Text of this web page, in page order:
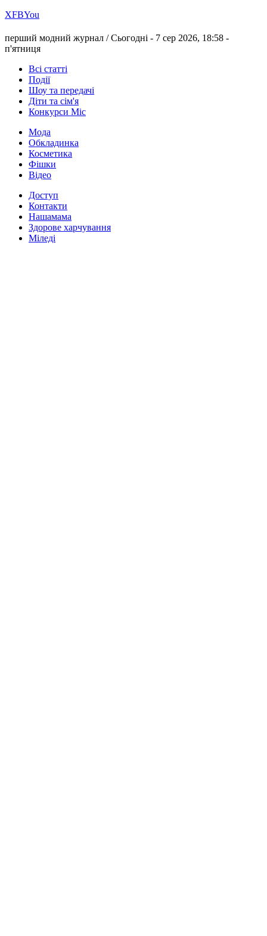
ХFBYou
перший модний журнал /Сьогодні - 7 сер 2026, 18:58 -
п'ятниця
Всі статті
Події
Шоу та передачі
Діти та сім'я
Конкурси Міс
Мода
Обкладинка
Косметика
Фішки
Відео
Доступ
Контакти
Нашамама
Здорове харчування
Міледі